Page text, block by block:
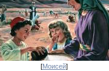
[Моисей]